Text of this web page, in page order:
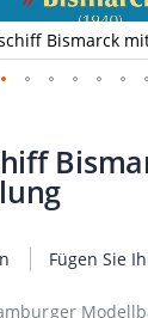
Bismarck
Fügen Sie